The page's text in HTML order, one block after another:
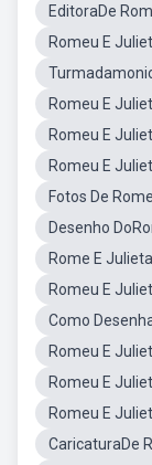
EditoraDe
Romeu E
Romeu E
Romeu E
Romeu E
Fotos De
Desenho
Rome E
Romeu E
Como
Romeu E
Romeu E
Romeu E
CaricaturaDe